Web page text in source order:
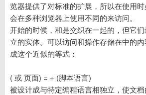
览器提供了对标准的扩展，所以在使用
会在多种浏览器上使用不同的来访问。
开始的时候，和是交织在一起的，但它
立的实体。可以访问和操作存储在中的
成这个近似的等式：
( 或 页面) = + (脚本语言)
被设计成与特定编程语言相独立，使文